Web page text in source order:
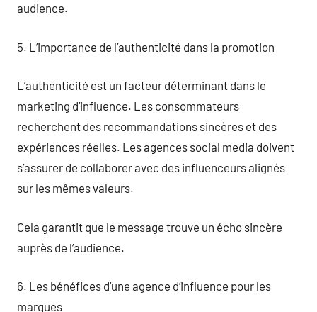
audience.
5. L’importance de l’authenticité dans la promotion
L’authenticité est un facteur déterminant dans le
marketing d’influence. Les consommateurs
recherchent des recommandations sincères et des
expériences réelles. Les agences social media doivent
s’assurer de collaborer avec des influenceurs alignés
sur les mêmes valeurs.
Cela garantit que le message trouve un écho sincère
auprès de l’audience.
6. Les bénéfices d’une agence d’influence pour les
marques